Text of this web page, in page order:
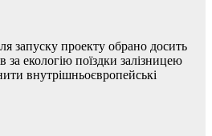
запуску проекту обрано досить
екологію поїздки залізницею
внутрішньоєвропейські